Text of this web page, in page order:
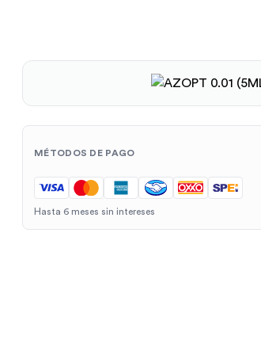
MÉTODOS DE PAGO
Hasta 6 meses sin intereses